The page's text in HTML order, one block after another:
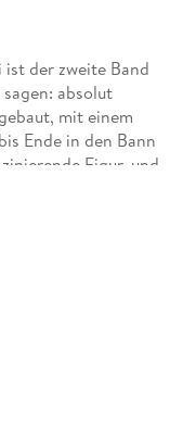
ist der zweite Band
absolut
mit einem
Ende in den Bann
Figur, und
bisher. Wer auf
hier definitiv